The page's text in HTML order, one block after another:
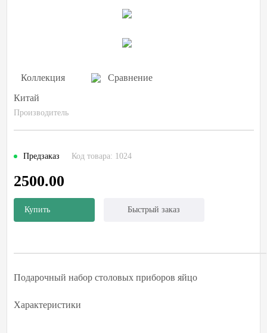
Коллекция
Сравнение
Китай
Производитель
Предзаказ Код товара: 1024
2500.00
Купить Быстрый заказ
Подарочный набор столовых приборов яйцо
Характеристики